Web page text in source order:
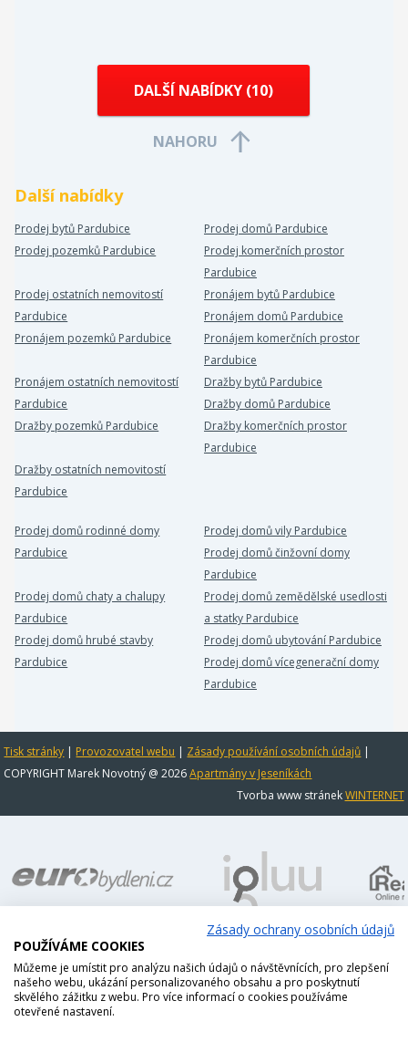
DALŠÍ NABÍDKY (10)
NAHORU
Další nabídky
Prodej bytů Pardubice
Prodej domů Pardubice
Prodej pozemků Pardubice
Prodej komerčních prostor
Pardubice
Prodej ostatních nemovitostí
Pardubice
Pronájem bytů Pardubice
Pronájem domů Pardubice
Pronájem pozemků Pardubice
Pronájem komerčních prostor
Pardubice
Pronájem ostatních nemovitostí
Pardubice
Dražby bytů Pardubice
Dražby domů Pardubice
Dražby pozemků Pardubice
Dražby komerčních prostor
Pardubice
Dražby ostatních nemovitostí
Pardubice
Prodej domů rodinné domy
Pardubice
Prodej domů vily Pardubice
Prodej domů činžovní domy
Pardubice
Prodej domů chaty a chalupy
Pardubice
Prodej domů zemědělské usedlosti
a statky Pardubice
Prodej domů hrubé stavby
Pardubice
Prodej domů ubytování Pardubice
Prodej domů vícegenerační domy
Pardubice
Tisk stránky | Provozovatel webu | Zásady používání osobních údajů |
COPYRIGHT Marek Novotný @ 2026Apartmány v Jeseníkách
Tvorba www stránekWINTERNET
Zásady ochrany osobních údajů
POUŽÍVÁME COOKIES
Můžeme je umístit pro analýzu našich údajů o návštěvnících, pro zlepšení
našeho webu, ukázání personalizovaného obsahu a pro poskytnutí
skvělého zážitku z webu. Pro více informací o cookies používáme
otevřené nastavení.